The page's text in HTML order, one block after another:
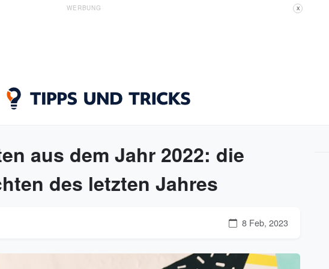
WERBUNG X
aus dem Jahr 2022: die
des letzten Jahres
8 Feb, 2023